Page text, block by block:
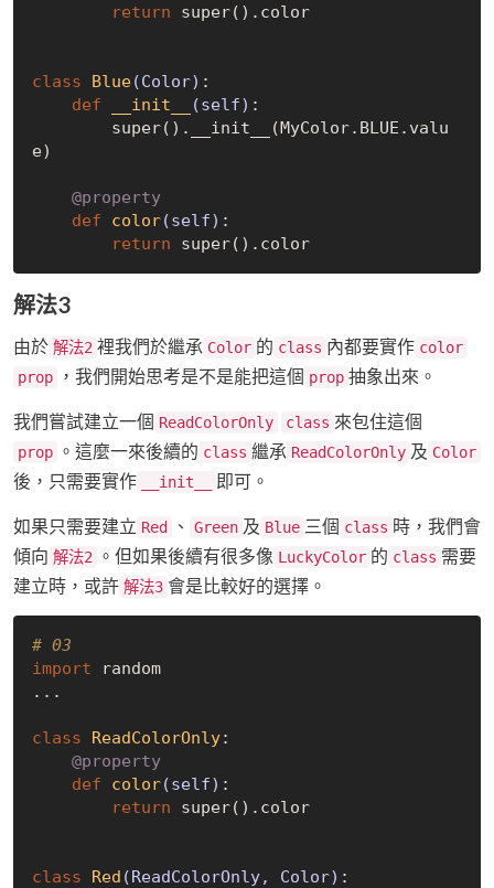
return super().color
class Blue(Color) :
def
__init__ (self) :
e)
    @property
def
color(self) :
return
super().color
解法3
由於 解法2 裡我們於繼承 Color 的 class 內都要實作 color
prop
，我們開始思考是不是能把這個 prop 抽象出來。
我們嘗試建立一個 ReadColorOnly class 來包住這個
prop 。這麼一來後續的 class 繼承 ReadColorOnly 及 Color
後，只需要實作 __init__ 即可。
如果只需要建立 Red 、 Green 及 Blue 三個 class 時，我們會
傾向 解法2 。但如果後續有很多像 LuckyColor 的 class 需要
建立時，或許 解法3 會是比較好的選擇。
# 03
import random
...
class ReadColorOnly:
    @property
def
color(self) :
return super().color
class Red (ReadColorOnly, Color) :